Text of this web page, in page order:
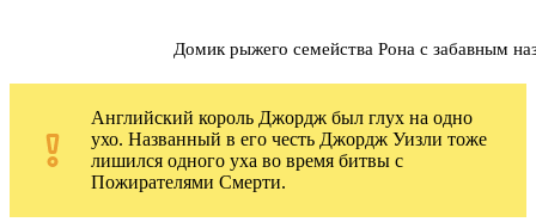
Домик рыжего семейства Рона с забавным
Английский король Джордж был глух на одно
ухо. Названный в его честь Джордж Уизли тоже
лишился одного уха во время битвы с
Пожирателями Смерти.